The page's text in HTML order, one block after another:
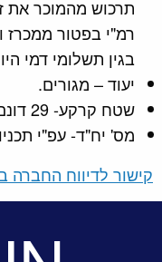
תרכוש מהמוכר את
בגין תשלומי דמי
יעוד – מגורים.
שטח קרקע- 29 דונם.
מס' יח"ד- עפ"י תכניות חלות כ- 300
קישור לדיווח החברה